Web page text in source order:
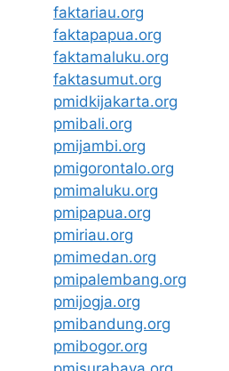
faktariau.org
faktapapua.org
faktamaluku.org
faktasumut.org
pmidkijakarta.org
pmibali.org
pmijambi.org
pmigorontalo.org
pmimaluku.org
pmipapua.org
pmiriau.org
pmimedan.org
pmipalembang.org
pmijogja.org
pmibandung.org
pmibogor.org